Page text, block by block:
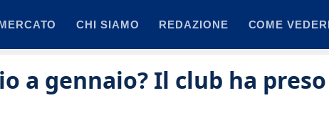
CHI SIAMO REDAZIONE COME
a gennaio? Il club ha preso